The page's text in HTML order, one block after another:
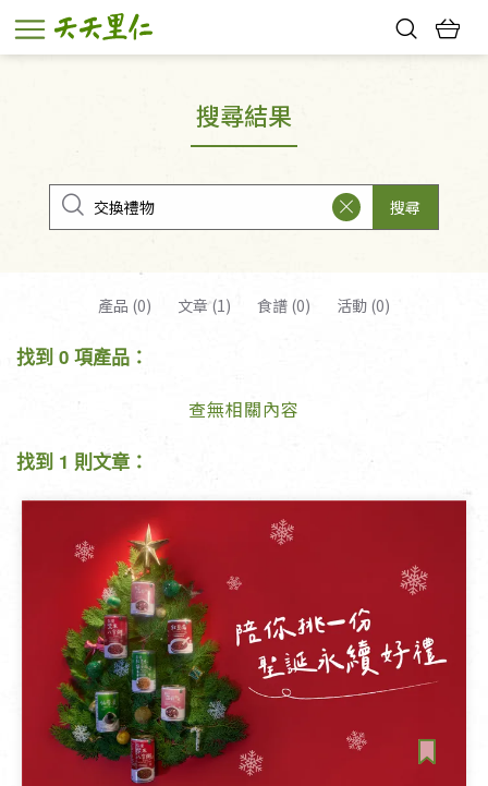
幸福節中獎名單
搜尋結果
搜尋
產品 (0) 文章 (1) 食譜 (0) 活動 (0)
找到 0 項產品：
查無相關內容
找到 1 則文章：